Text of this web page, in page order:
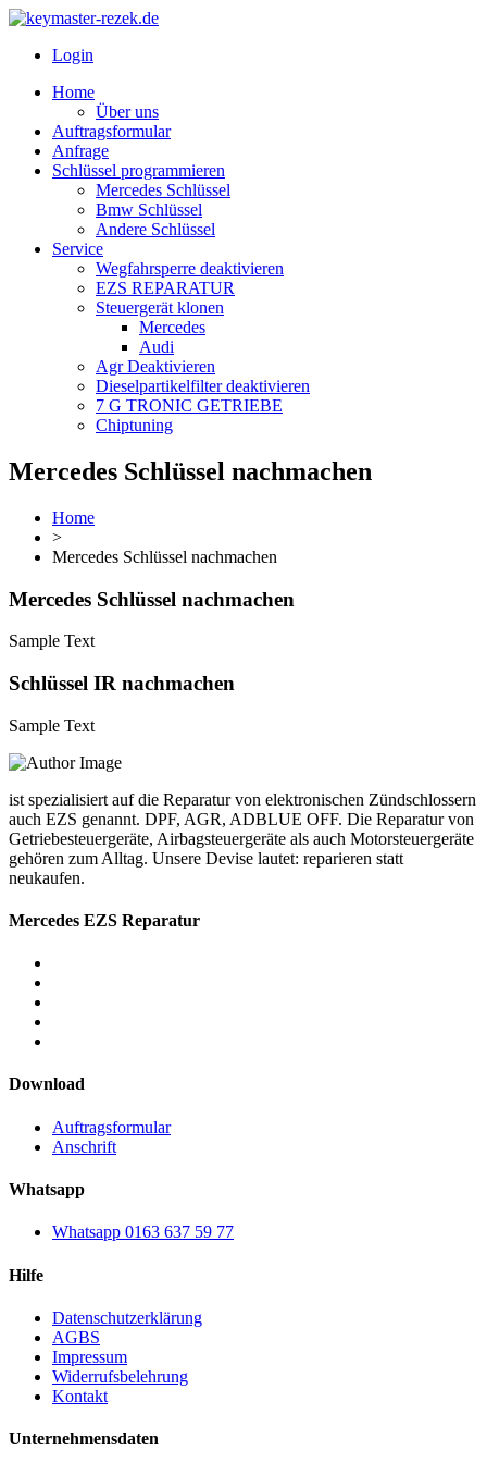
Login
Home
Über uns
Auftragsformular
Anfrage
Schlüssel programmieren
Mercedes Schlüssel
Bmw Schlüssel
Andere Schlüssel
Service
Wegfahrsperre deaktivieren
EZS REPARATUR
Steuergerät klonen
Mercedes
Audi
Agr Deaktivieren
Dieselpartikelfilter deaktivieren
7 G TRONIC GETRIEBE
Chiptuning
Mercedes Schlüssel nachmachen
Home
>
Mercedes Schlüssel nachmachen
Mercedes Schlüssel nachmachen
Sample Text
Schlüssel IR nachmachen
Sample Text
ist spezialisiert auf die Reparatur von elektronischen Zündschlossern
auch EZS genannt. DPF, AGR, ADBLUE OFF. Die Reparatur von
Getriebesteuergeräte, Airbagsteuergeräte als auch Motorsteuergeräte
gehören zum Alltag. Unsere Devise lautet: reparieren statt
neukaufen.
Mercedes EZS Reparatur
Download
Auftragsformular
Anschrift
Whatsapp
Whatsapp 0163 637 59 77
Hilfe
Datenschutzerklärung
AGBS
Impressum
Widerrufsbelehrung
Kontakt
Unternehmensdaten